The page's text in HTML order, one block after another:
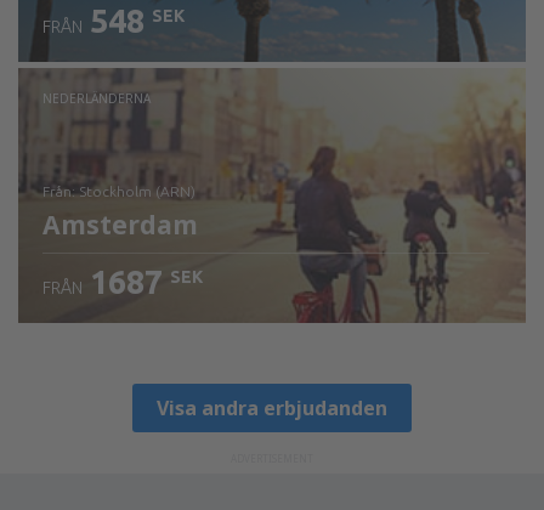
FRÅN 548 SEK
NEDERLÄNDERNA
från: Stockholm (ARN)
Amsterdam
FRÅN 1687 SEK
Visa andra erbjudanden